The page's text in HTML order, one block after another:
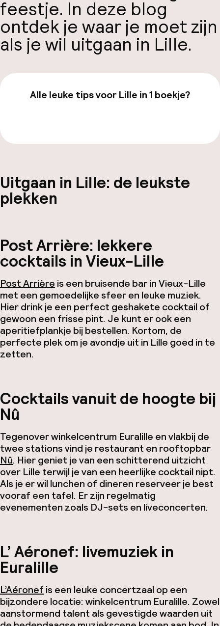
feestje. In deze blog
ontdek je waar je moet zijn
als je wil uitgaan in Lille.
Alle leuke tips voor Lille in 1 boekje?
Uitgaan in Lille: de leukste
plekken
Post Arrière: lekkere
cocktails in Vieux-Lille
Post Arrière is een bruisende bar in Vieux-Lille
met een gemoedelijke sfeer en leuke muziek.
Hier drink je een perfect geshakete cocktail of
gewoon een frisse pint. Je kunt er ook een
aperitiefplankje bij bestellen. Kortom, de
perfecte plek om je avondje uit in Lille goed in te
zetten.
Cocktails vanuit de hoogte bij
Nû
Tegenover winkelcentrum Euralille en vlakbij de
twee stations vind je restaurant en rooftopbar
Nû. Hier geniet je van een schitterend uitzicht
over Lille terwijl je van een heerlijke cocktail nipt.
Als je er wil lunchen of dineren reserveer je best
vooraf een tafel. Er zijn regelmatig
evenementen zoals DJ-sets en liveconcerten.
L’ Aéronef: livemuziek in
Euralille
L’Aéronef is een leuke concertzaal op een
bijzondere locatie: winkelcentrum Euralille. Zowel
aanstormend talent als gevestigde waarden uit